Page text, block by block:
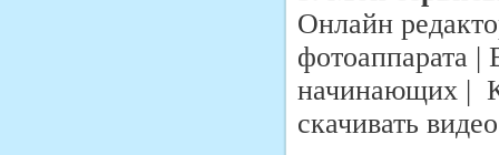
Онлайн
фотоаппарата
начинающих |
скачивать